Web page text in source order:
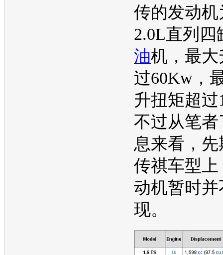
传的发动机
2.0L直列四
油机，最
过60Kw，
升扭矩超过
不过从笔
息来看，
传祺车型上
动机暂时并
现。